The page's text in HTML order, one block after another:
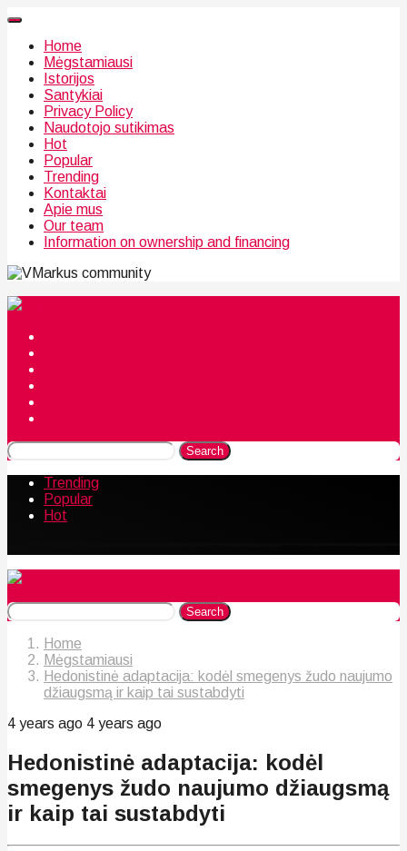
Home
Mėgstamiausi
Istorijos
Santykiai
Privacy Policy
Naudotojo sutikimas
Hot
Popular
Trending
Kontaktai
Apie mus
Our team
Information on ownership and financing
community
Search
Trending
Popular
Hot
Search
Home
Mėgstamiausi
Hedonistinė adaptacija: kodėl smegenys žudo naujumo
džiaugsmą ir kaip tai sustabdyti
4 years ago 4 years ago
Hedonistinė adaptacija: kodėl
smegenys žudo naujumo džiaugsmą
ir kaip tai sustabdyti